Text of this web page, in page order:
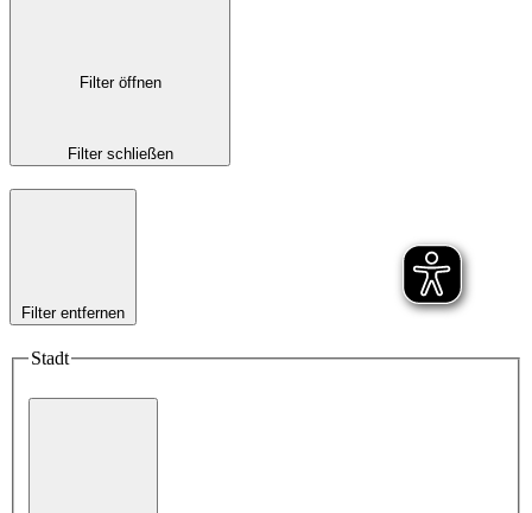
Filter öffnen
Filter schließen
Filter entfernen
Stadt